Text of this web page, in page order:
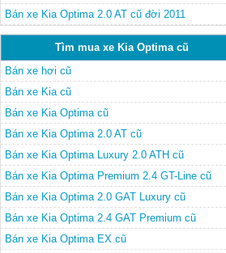
Bán xe Kia Optima 2.0 AT cũ đời 2011
Tìm mua xe Kia Optima cũ
Bán xe hơi cũ
Bán xe Kia cũ
Bán xe Kia Optima cũ
Bán xe Kia Optima 2.0 AT cũ
Bán xe Kia Optima Luxury 2.0 ATH cũ
Bán xe Kia Optima Premium 2.4 GT-Line cũ
Bán xe Kia Optima 2.0 GAT Luxury cũ
Bán xe Kia Optima 2.4 GAT Premium cũ
Bán xe Kia Optima EX cũ